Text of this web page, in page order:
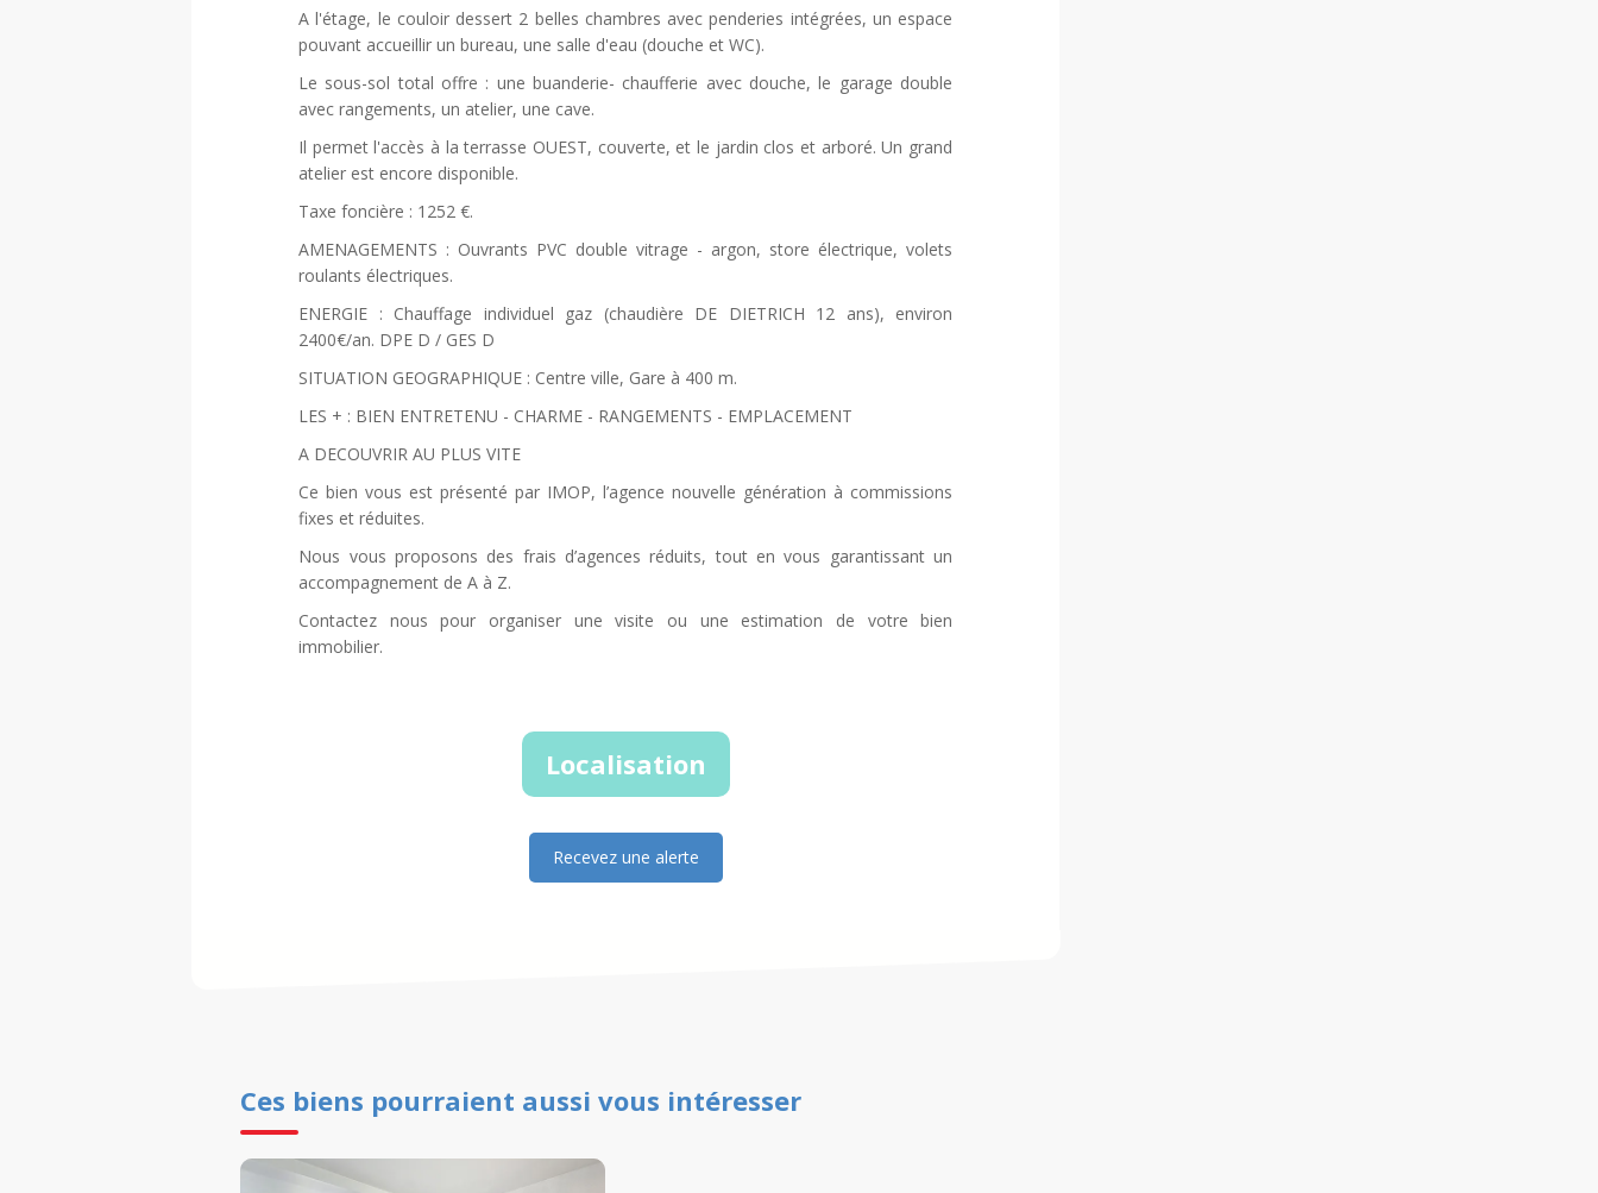
A l'étage, le couloir dessert 2 belles chambres avec penderies intégrées, un espace
pouvant accueillir un bureau, une salle d'eau (douche et WC).
Le sous-sol total offre : une buanderie- chaufferie avec douche, le garage double
avec rangements, un atelier, une cave.
Il permet l'accès à la terrasse OUEST, couverte, et le jardin clos et arboré. Un grand
atelier est encore disponible.
Taxe foncière : 1252 €.
AMENAGEMENTS : Ouvrants PVC double vitrage - argon, store électrique, volets
roulants électriques.
ENERGIE : Chauffage individuel gaz (chaudière DE DIETRICH 12 ans), environ
2400€/an. DPE D / GES D
SITUATION GEOGRAPHIQUE : Centre ville, Gare à 400 m.
LES + : BIEN ENTRETENU - CHARME - RANGEMENTS - EMPLACEMENT
A DECOUVRIR AU PLUS VITE
Ce bien vous est présenté par IMOP, l’agence nouvelle génération à commissions
fixes et réduites.
Nous vous proposons des frais d’agences réduits, tout en vous garantissant un
accompagnement de A à Z.
Contactez nous pour organiser une visite ou une estimation de votre bien
immobilier.
Localisation
Recevez une alerte
Ces biens pourraient aussi vous intéresser